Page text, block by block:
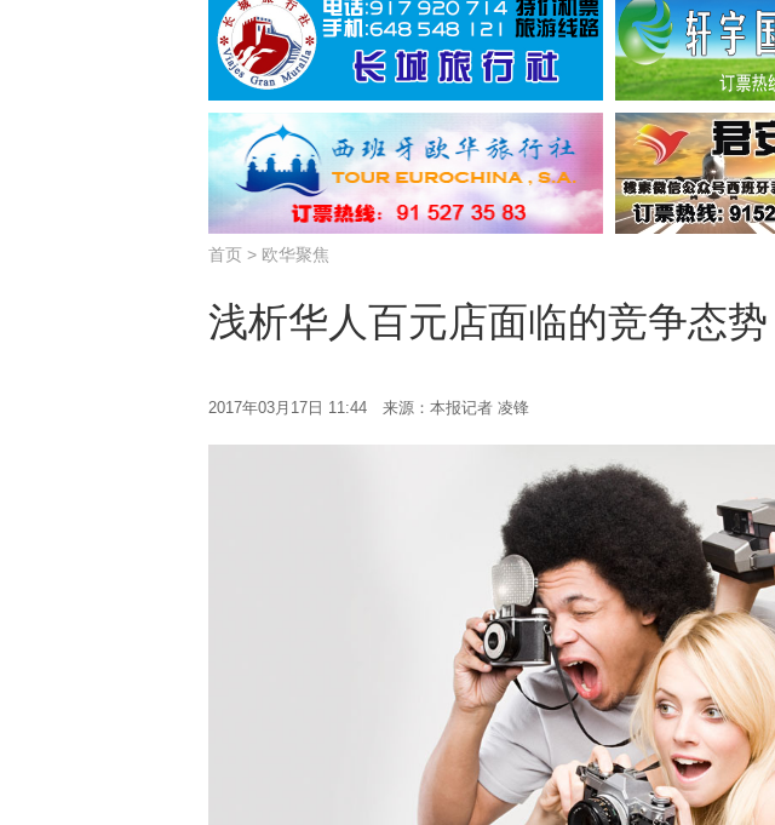
首页 > 欧华聚焦
浅析华人百元店面临的竞争态势
2017年03月17日 11:44 来源：本报记者 凌锋